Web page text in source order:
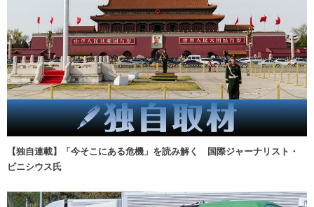
【独自連載】「今そこにある危機」を読み解く 国際ジャーナリスト・
ビニシウス氏